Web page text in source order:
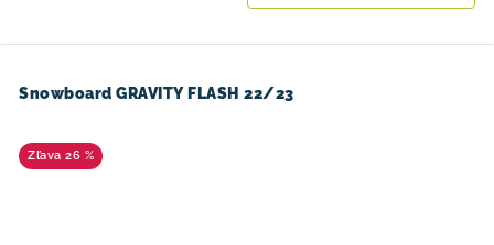
Snowboard GRAVITY FLASH 22/23
26 %